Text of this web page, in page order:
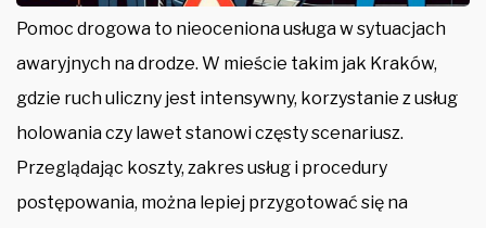
Pomoc drogowa to nieoceniona usługa w sytuacjach
awaryjnych na drodze. W mieście takim jak Kraków,
gdzie ruch uliczny jest intensywny, korzystanie z usług
holowania czy lawet stanowi częsty scenariusz.
Przeglądając koszty, zakres usług i procedury
postępowania, można lepiej przygotować się na